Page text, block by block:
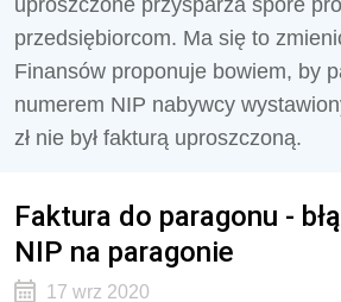
uproszczone przysparza spore
przedsiębiorcom. Ma się to
Finansów proponuje bowiem, by
numerem NIP nabywcy
zł nie był fakturą uproszczoną.
Faktura do paragonu -
NIP na paragonie
17 wrz 2020